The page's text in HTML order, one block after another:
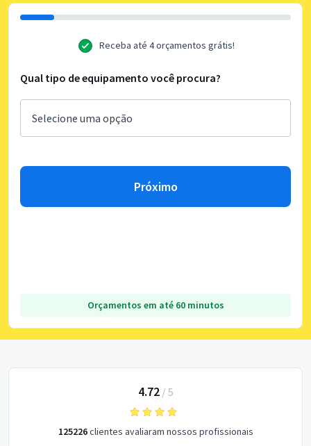
Receba até 4 orçamentos grátis!
Qual tipo de equipamento você procura?
Próximo
Orçamentos em até 60 minutos
4.72/ 5
125226clientes avaliaram nossos profissionais